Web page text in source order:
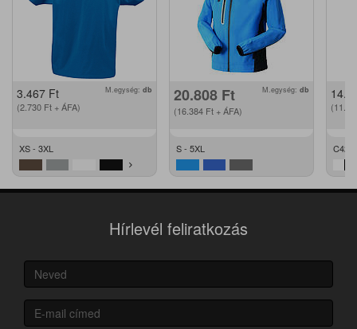
3.467 Ft
(2.730 Ft + ÁFA)
M.egység: db
XS - 3XL
20.808 Ft
(16.384 Ft + ÁFA)
M.egység: db
S - 5XL C42 -
Hírlevél feliratkozás